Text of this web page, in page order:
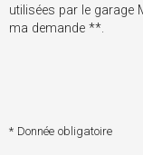
utilisées par le garage
ma demande **.
* Donnée obligatoire